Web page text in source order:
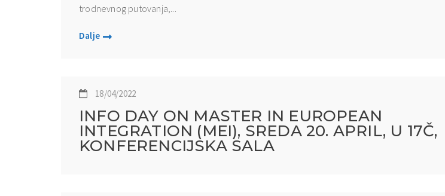
trodnevnog putovanja,...
Dalje
18/04/2022
INFO DAY ON MASTER IN EUROPEAN
INTEGRATION (MEI), SREDA 20. APRIL, U 17Č,
KONFERENCIJSKA SALA